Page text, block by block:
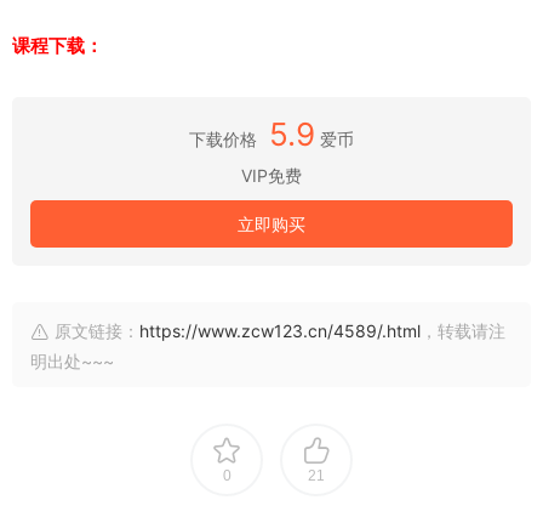
课程下载：
下载价格 5.9 爱币
VIP免费
立即购买
原文链接： https://www.zcw123.cn/4589/.html ，转载请注
明出处~~~
0 21